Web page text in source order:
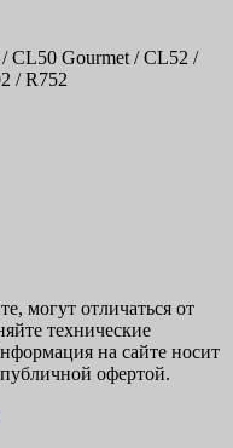
CL50 Gourmet / CL52 /
/ R752
могут отличаться от
технические
на сайте носит
офертой.